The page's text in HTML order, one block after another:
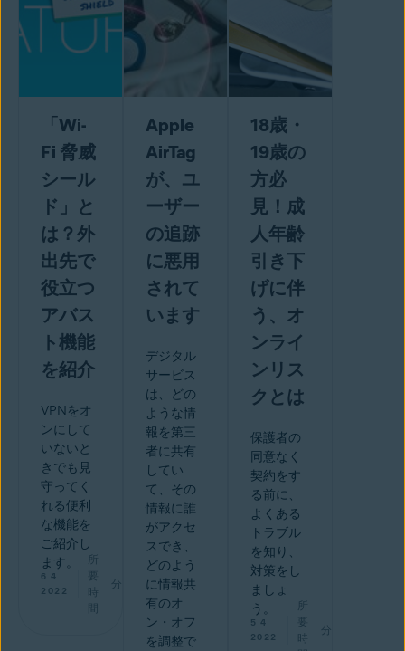
「Wi-
Fi 脅威
シール
ド」と
は？外
出先で
役立つ
アバス
ト機能
を紹介
VPNをオ
ンにして
いないと
きでも見
守ってく
れる便利
な機能を
ご紹介し
ます。
6 4
2022
所
要
時
分
Apple
AirTag
が、ユ
ーザー
の追跡
に悪用
されて
います
デジタル
サービス
は、どの
ような情
報を第三
者に共有
してい
て、その
情報に誰
がアクセ
スでき、
どのよう
に情報共
有のオ
ン・オフ
を調整で
18歳・
19歳の
方必
見！成
人年齢
引き下
げに伴
う、オ
ンライ
ンリス
クとは
保護者の
同意なく
契約をす
る前に、
よくある
トラブル
を知り、
対策をし
ましょ
う。
5 4
2022
所
要
時
分